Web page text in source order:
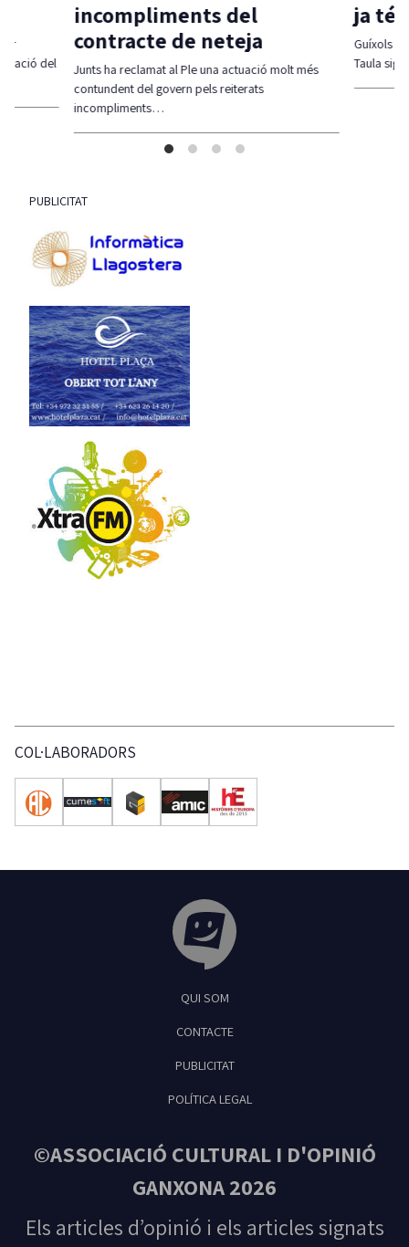
incompliments del
contracte de neteja
Junts ha reclamat al Ple una actuació molt més
contundent del govern pels reiterats
incompliments…
ja té
Guíxols
Taula
del
PUBLICITAT
COL·LABORADORS
Feliu de Guíxols
QUI SOM
CONTACTE
PUBLICITAT
POLÍTICA LEGAL
©ASSOCIACIÓ CULTURAL I D'OPINIÓ
GANXONA 2026
Els articles d’opinió i els articles signats